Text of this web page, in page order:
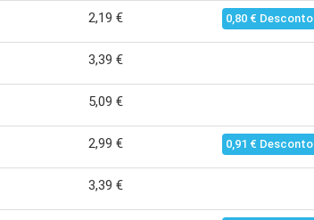
2,19 € 0,80 € Desconto
3,39 €
5,09 €
2,99 € 0,91 € Desconto
3,39 €